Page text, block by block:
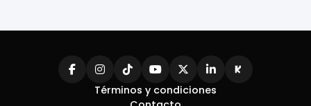
Términos y condiciones